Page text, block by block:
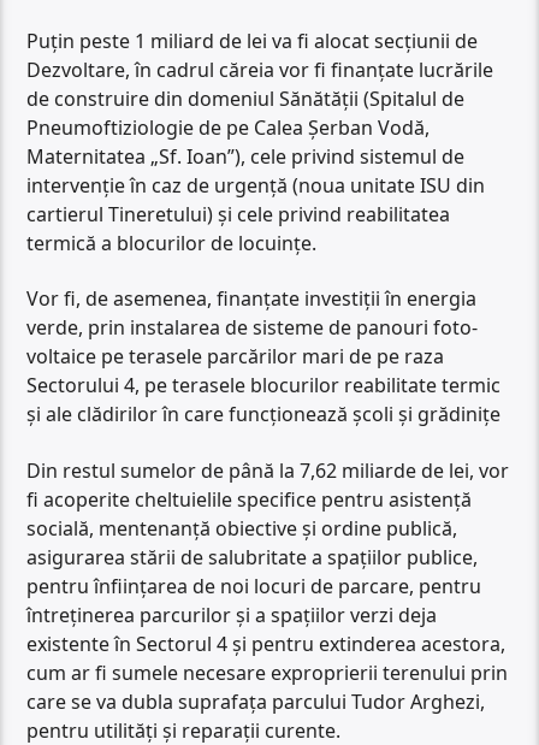
Puțin peste 1 miliard de lei va fi alocat secțiunii de
Dezvoltare, în cadrul căreia vor fi finanțate lucrările
de construire din domeniul Sănătății (Spitalul de
Pneumoftiziologie de pe Calea Șerban Vodă,
Maternitatea „Sf. Ioan”), cele privind sistemul de
intervenție în caz de urgență (noua unitate ISU din
cartierul Tineretului) și cele privind reabilitatea
termică a blocurilor de locuințe.
Vor fi, de asemenea, finanțate investiții în energia
verde, prin instalarea de sisteme de panouri foto-
voltaice pe terasele parcărilor mari de pe raza
Sectorului 4, pe terasele blocurilor reabilitate termic
și ale clădirilor în care funcționează școli și grădinițe
Din restul sumelor de până la 7,62 miliarde de lei, vor
fi acoperite cheltuielile specifice pentru asistență
socială, mentenanță obiective și ordine publică,
asigurarea stării de salubritate a spațiilor publice,
pentru înființarea de noi locuri de parcare, pentru
întreținerea parcurilor și a spațiilor verzi deja
existente în Sectorul 4 și pentru extinderea acestora,
cum ar fi sumele necesare exproprierii terenului prin
care se va dubla suprafața parcului Tudor Arghezi,
pentru utilități și reparații curente.